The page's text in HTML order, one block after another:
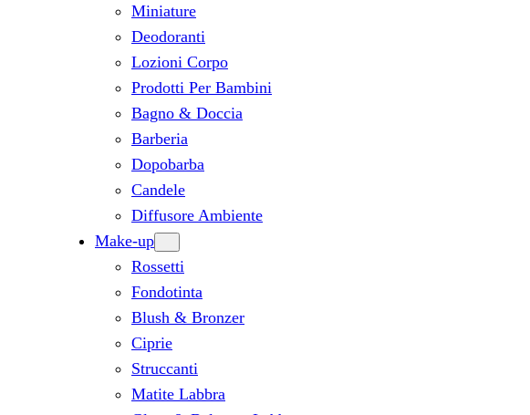
Miniature
Deodoranti
Lozioni Corpo
Prodotti Per Bambini
Bagno & Doccia
Barberia
Dopobarba
Candele
Diffusore Ambiente
Make-up
Rossetti
Fondotinta
Blush & Bronzer
Ciprie
Struccanti
Matite Labbra